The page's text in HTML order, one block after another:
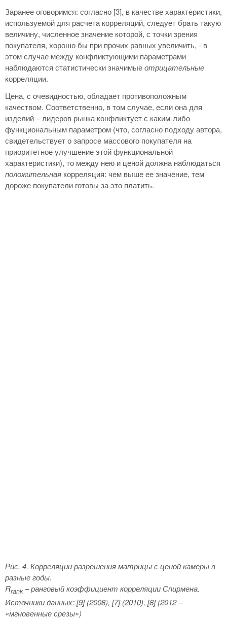
Заранее оговоримся: согласно [3], в качестве характеристики,
используемой для расчета корреляций, следует брать такую
величину, численное значение которой, с точки зрения
покупателя, хорошо бы при прочих равных увеличить, - в
этом случае между конфликтующими параметрами
наблюдаются статистически значимыеотрицательные
корреляции.
Цена, с очевидностью, обладает противоположным
качеством. Соответственно, в том случае, если она для
изделий – лидеров рынка конфликтует с каким-либо
функциональным параметром (что, согласно подходу автора,
свидетельствует о запросе массового покупателя на
приоритетное улучшение этой функциональной
характеристики), то между нею и ценой должна наблюдаться
положительная корреляция: чем выше ее значение, тем
дороже покупатели готовы за это платить.
Рис. 4. Корреляции разрешения матрицы с ценой камеры в
разные годы.
Rrank– ранговый коэффициент корреляции Спирмена.
Источники данных: [9] (2008), [7] (2010), [8] (2012 –
«мгновенные срезы»)